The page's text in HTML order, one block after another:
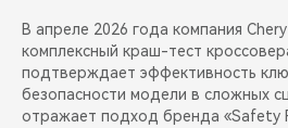
В апреле 2026 года компания
комплексный краш-тест
подтверждает эффективность
безопасности модели в сложных
отражает подход бренда «Safety